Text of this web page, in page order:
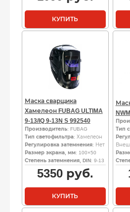
КУПИТЬ
Маска сварщика
Хамелеон FUBAG ULTIMA
9-13/IQ 9-13N S 992540
Производитель: FUBAG
Тип светофильтра: Хамелеон
Регулировка затемнения: Нет
Размер экрана, мм: 100×50
Степень затемнения, DIN: 9-13
5350руб.
КУПИТЬ
Тип